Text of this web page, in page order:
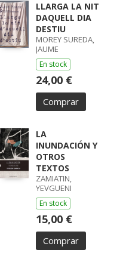
LLARGA LA NIT
DAQUELL DIA
DESTIU
MOREY SUREDA,
JAUME
En stock
24,00 €
Comprar
LA
INUNDACIÓN Y
OTROS
TEXTOS
ZAMIATIN,
YEVGUENI
En stock
15,00 €
Comprar